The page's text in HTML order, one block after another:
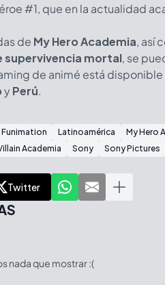
#1, que en la actualidad
de My Hero Academia, así
supervivencia mortal, se
de animé está
yPerú.
Funimation Latinoamérica
My Hero
Academia
Sony Sony Pictures
Twitter
nada que mostrar :(